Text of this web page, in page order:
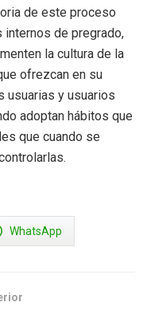
de este proceso
de pregrado,
la cultura de la
ofrezcan en su
usuarias y usuarios
adoptan hábitos que
que cuando se
WhatsApp